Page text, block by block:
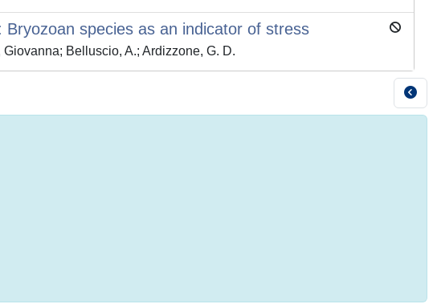
species as an indicator of stress
Belluscio, A.; Ardizzone, G. D.